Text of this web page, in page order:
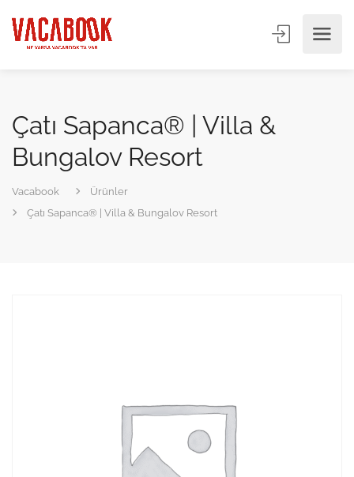
Çatı Sapanca® | Villa &
Bungalov Resort
Vacabook
Ürünler
Çatı Sapanca® | Villa & Bungalov Resort